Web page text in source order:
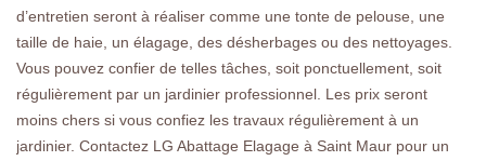
d’entretien seront à réaliser comme une tonte de pelouse, une
taille de haie, un élagage, des désherbages ou des nettoyages.
Vous pouvez confier de telles tâches, soit ponctuellement, soit
régulièrement par un jardinier professionnel. Les prix seront
moins chers si vous confiez les travaux régulièrement à un
jardinier. Contactez LG Abattage Elagage à Saint Maur pour un